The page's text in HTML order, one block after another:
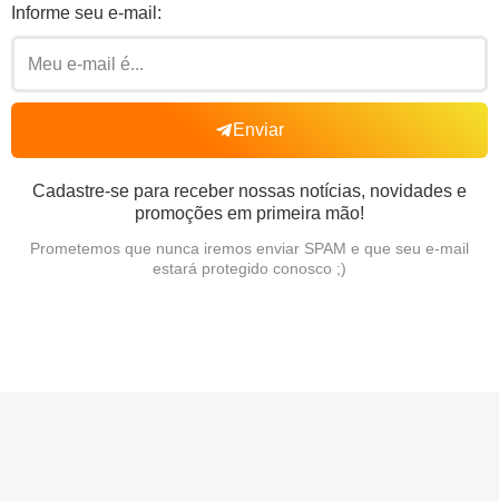
Informe seu e-mail:
Enviar
Cadastre-se para receber nossas notícias, novidades e
promoções em primeira mão!
Prometemos que nunca iremos enviar SPAM e que seu e-mail
estará protegido conosco ;)